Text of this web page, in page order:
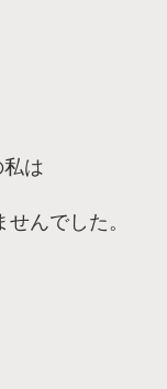
は
んでした。